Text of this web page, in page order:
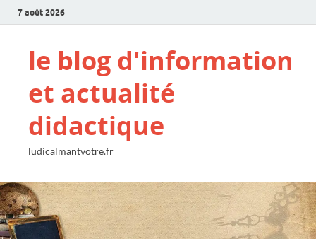
7 août 2026
le blog d'information
et actualité
didactique
ludicalmantvotre.fr